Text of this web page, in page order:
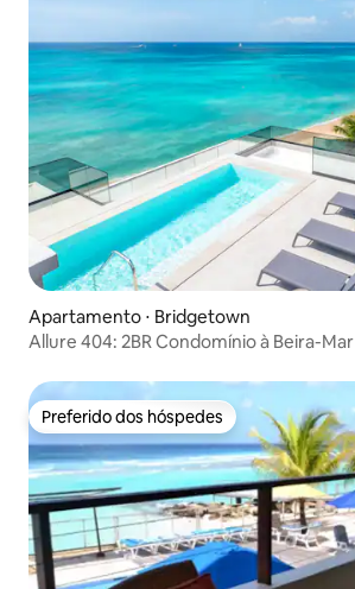
Apartamento ⋅ Bridgetown
Allure 404: 2BR Condomínio à Beira-Mar
Preferido dos hóspedes
Preferido dos hóspedes